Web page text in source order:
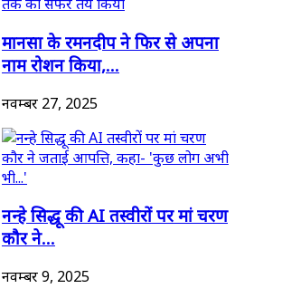
मानसा के रमनदीप ने फिर से अपना
नाम रोशन किया,...
नवम्बर 27, 2025
नन्हे सिद्धू की AI तस्वीरों पर मां चरण
कौर ने...
नवम्बर 9, 2025